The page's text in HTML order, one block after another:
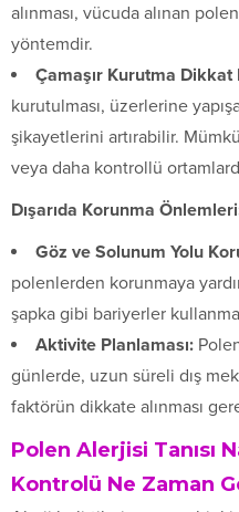
alınması, vücuda alınan
yöntemdir.
Çamaşır Kurutma Dikkat
kurutulması, üzerlerine
şikayetlerini artırabilir.
veya daha kontrollü
Dışarıda Korunma
Göz ve Solunum Yolu
polenlerden korunmaya
şapka gibi bariyerler
Aktivite Planlaması:
günlerde, uzun süreli dış
faktörün dikkate alınması
Polen Alerjisi Tanısı
Kontrolü Ne Zaman